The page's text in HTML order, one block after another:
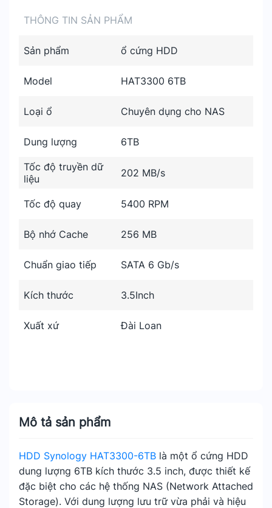
Mô tả sản phẩm
HDD Synology HAT3300-6TB là một ổ cứng HDD
dung lượng 6TB kích thước 3.5 inch, được thiết kế
đặc biệt cho các hệ thống NAS (Network Attached
Storage). Với dung lượng lưu trữ vừa phải và hiệu
THÔNG TIN SẢN PHẨM
Sản phẩm ổ cứng HDD
Model HAT3300 6TB
Loại ổ Chuyên dụng cho NAS
Dung lượng 6TB
Tốc độ truyền dữ
liệu
202 MB/s
Tốc độ quay 5400 RPM
Bộ nhớ Cache 256 MB
Chuẩn giao tiếp SATA 6 Gb/s
Kích thước 3.5Inch
Xuất xứ Đài Loan